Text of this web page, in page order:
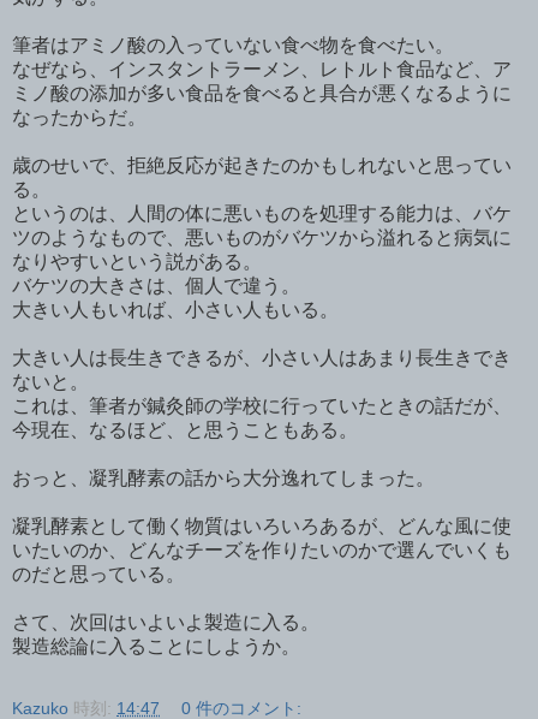
筆者はアミノ酸の入っていない食べ物を食べたい。
なぜなら、インスタントラーメン、レトルト食品など、ア
ミノ酸の添加が多い食品を食べると具合が悪くなるように
なったからだ。
歳のせいで、拒絶反応が起きたのかもしれないと思ってい
る。
というのは、人間の体に悪いものを処理する能力は、バケ
ツのようなもので、悪いものがバケツから溢れると病気に
なりやすいという説がある。
バケツの大きさは、個人で違う。
大きい人もいれば、小さい人もいる。
大きい人は長生きできるが、小さい人はあまり長生きでき
ないと。
これは、筆者が鍼灸師の学校に行っていたときの話だが、
今現在、なるほど、と思うこともある。
おっと、凝乳酵素の話から大分逸れてしまった。
凝乳酵素として働く物質はいろいろあるが、どんな風に使
いたいのか、どんなチーズを作りたいのかで選んでいくも
のだと思っている。
さて、次回はいよいよ製造に入る。
製造総論に入ることにしようか。
Kazuko 時刻: 14:47 0 件のコメント: